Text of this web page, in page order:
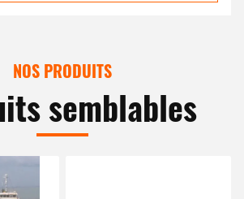
NOS PRODUITS
semblables